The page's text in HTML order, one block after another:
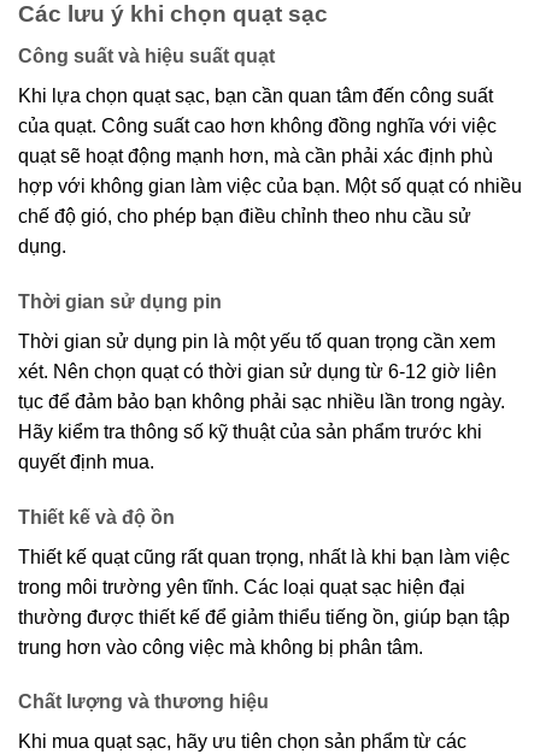
Các lưu ý khi chọn quạt sạc
Công suất và hiệu suất quạt
Khi lựa chọn quạt sạc, bạn cần quan tâm đến công suất
của quạt. Công suất cao hơn không đồng nghĩa với việc
quạt sẽ hoạt động mạnh hơn, mà cần phải xác định phù
hợp với không gian làm việc của bạn. Một số quạt có nhiều
chế độ gió, cho phép bạn điều chỉnh theo nhu cầu sử
dụng.
Thời gian sử dụng pin
Thời gian sử dụng pin là một yếu tố quan trọng cần xem
xét. Nên chọn quạt có thời gian sử dụng từ 6-12 giờ liên
tục để đảm bảo bạn không phải sạc nhiều lần trong ngày.
Hãy kiểm tra thông số kỹ thuật của sản phẩm trước khi
quyết định mua.
Thiết kế và độ ồn
Thiết kế quạt cũng rất quan trọng, nhất là khi bạn làm việc
trong môi trường yên tĩnh. Các loại quạt sạc hiện đại
thường được thiết kế để giảm thiểu tiếng ồn, giúp bạn tập
trung hơn vào công việc mà không bị phân tâm.
Chất lượng và thương hiệu
Khi mua quạt sạc, hãy ưu tiên chọn sản phẩm từ các